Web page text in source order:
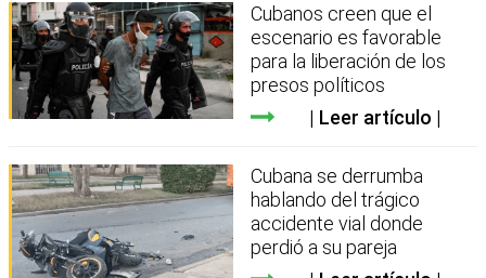
Cubanos creen que el
escenario es favorable
para la liberación de los
presos políticos
Leer artículo
Cubana se derrumba
hablando del trágico
accidente vial donde
perdió a su pareja